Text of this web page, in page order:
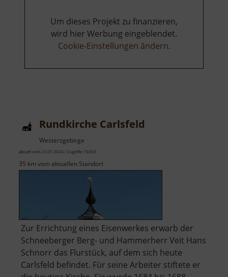
Um dieses Projekt zu finanzieren,
wird hier Werbung eingeblendet.
Cookie-Einstellungen ändern.
Rundkirche Carlsfeld
Westerzgebirge
aktuell vom 23.07.2024 / Zugriffe: 15059
35 km vom aktuellen Standort
Zur Errichtung eines Eisenwerkes erwarb der
Schneeberger Berg- und Hammerherr Veit Hans
Schnorr das Flurstück, auf dem sich heute
Carlsfeld befindet. Für seine Arbeiter stiftete er